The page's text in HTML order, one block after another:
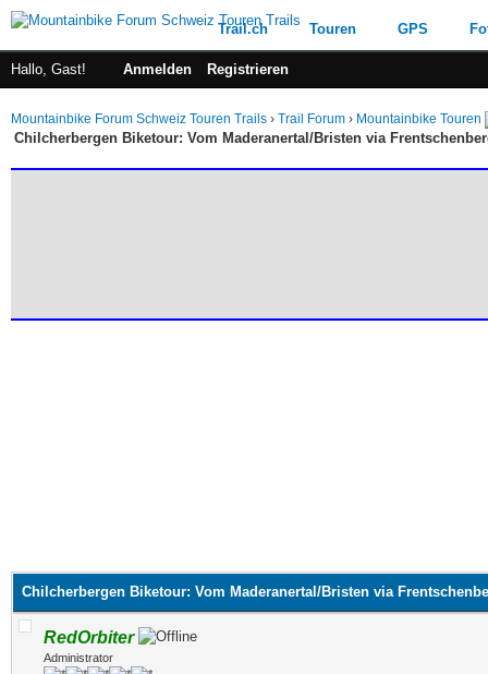
Trail.ch Touren GPS
Hallo, Gast! Anmelden Registrieren
Mountainbike Forum Schweiz Touren Trails › Trail Forum › Mountainbike Touren
Chilcherbergen Biketour: Vom Maderanertal/Bristen via
Chilcherbergen Biketour: Vom Maderanertal/Bristen via
RedOrbiter
Administrator